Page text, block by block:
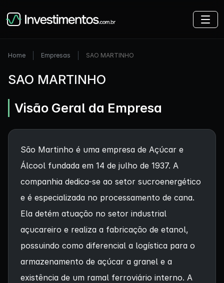
Home Empresas SAO MARTINHO
SAO MARTINHO
Visão Geral da Empresa
São Martinho é uma empresa de Açúcar e
Álcool fundada em 14 de julho de 1937. A
companhia dedica-se ao setor sucroenergético
e é especializada no processamento de cana.
Ela detém atuação no setor industrial
açucareiro e realiza a fabricação de etanol,
possuindo como diferencial a logística para o
armazenamento de açúcar a granel e a
existência de um ramal ferroviário interno. A